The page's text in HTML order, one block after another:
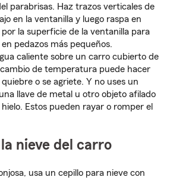
parabrisas. Haz trazos verticales de
en la ventanilla y luego raspa en
la superficie de la ventanilla para
pedazos más pequeños.
caliente sobre un carro cubierto de
cambio de temperatura puede hacer
o se agriete. Y no uses un
llave de metal u otro objeto afilado
Estos pueden rayar o romper el
nieve del carro
usa un cepillo para nieve con